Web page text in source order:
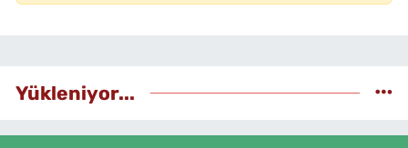
Yükleniyor...